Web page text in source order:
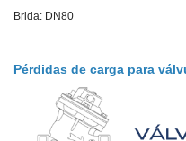
Brida: DN80
Pérdidas de carga para